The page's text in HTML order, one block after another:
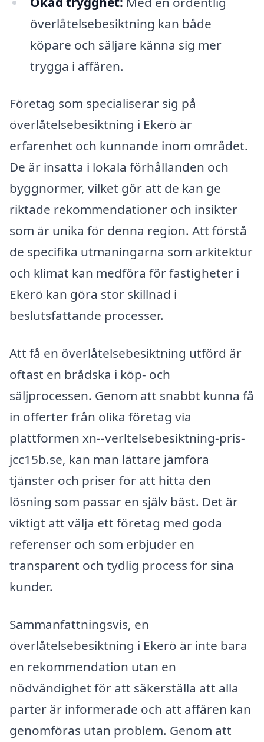
överlåtelsebesiktning kan både
köpare och säljare känna sig mer
trygga i affären.
Företag som specialiserar sig på
överlåtelsebesiktning i Ekerö är
erfarenhet och kunnande inom området.
De är insatta i lokala förhållanden och
byggnormer, vilket gör att de kan ge
riktade rekommendationer och insikter
som är unika för denna region. Att förstå
de specifika utmaningarna som arkitektur
och klimat kan medföra för fastigheter i
Ekerö kan göra stor skillnad i
beslutsfattande processer.
Att få en överlåtelsebesiktning utförd är
oftast en brådska i köp- och
säljprocessen. Genom att snabbt kunna få
in offerter från olika företag via
plattformen xn--verltelsebesiktning-pris-
jcc15b.se, kan man lättare jämföra
tjänster och priser för att hitta den
lösning som passar en själv bäst. Det är
viktigt att välja ett företag med goda
referenser och som erbjuder en
transparent och tydlig process för sina
kunder.
Sammanfattningsvis, en
överlåtelsebesiktning i Ekerö är inte bara
en rekommendation utan en
nödvändighet för att säkerställa att alla
parter är informerade och att affären kan
genomföras utan problem. Genom att